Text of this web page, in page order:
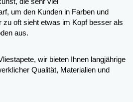
um den Kunden in Farben und
zu oft sieht etwas im Kopf besser als
aus.
wir bieten Ihnen langjährige
Qualität, Materialien und